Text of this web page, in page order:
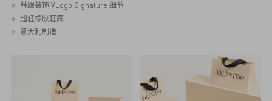
鞋跟装饰 VLogo Signature 细节
超轻橡胶鞋底
意大利制造